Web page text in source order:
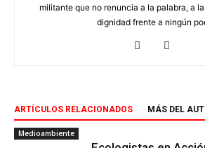
militante que no renuncia a la palabra, a
dignidad frente a ningún
ARTÍCULOS RELACIONADOS MÁS DEL
Medioambiente